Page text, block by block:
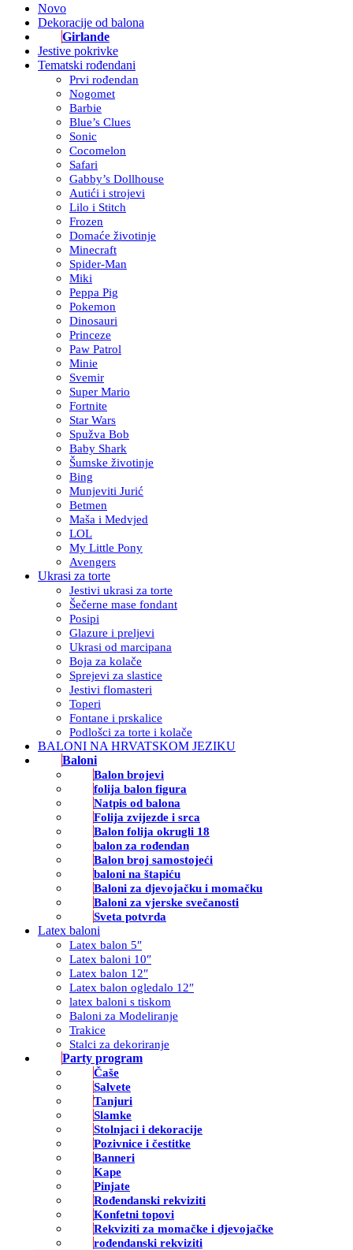
Novo
Dekoracije od balona
Girlande
Jestive pokrivke
Tematski rođendani
Prvi rođendan
Nogomet
Barbie
Blue’s Clues
Sonic
Cocomelon
Safari
Gabby’s Dollhouse
Autići i strojevi
Lilo i Stitch
Frozen
Domaće životinje
Minecraft
Spider-Man
Miki
Peppa Pig
Pokemon
Dinosauri
Princeze
Paw Patrol
Minie
Svemir
Super Mario
Fortnite
Star Wars
Spužva Bob
Baby Shark
Šumske životinje
Bing
Munjeviti Jurić
Betmen
Maša i Medvjed
LOL
My Little Pony
Avengers
Ukrasi za torte
Jestivi ukrasi za torte
Šečerne mase fondant
Posipi
Glazure i preljevi
Ukrasi od marcipana
Boja za kolače
Sprejevi za slastice
Jestivi flomasteri
Toperi
Fontane i prskalice
Podlošci za torte i kolače
BALONI NA HRVATSKOM JEZIKU
Baloni
Balon brojevi
folija balon figura
Natpis od balona
Folija zvijezde i srca
Balon folija okrugli 18
balon za rođendan
Balon broj samostojeći
baloni na štapiću
Baloni za djevojačku i momačku
Baloni za vjerske svečanosti
Sveta potvrda
Latex baloni
Latex balon 5″
Latex baloni 10″
Latex balon 12″
Latex balon ogledalo 12″
latex baloni s tiskom
Baloni za Modeliranje
Trakice
Stalci za dekoriranje
Party program
Čaše
Salvete
Tanjuri
Slamke
Stolnjaci i dekoracije
Pozivnice i čestitke
Banneri
Kape
Pinjate
Rođendanski rekviziti
Konfetni topovi
Rekviziti za momačke i djevojačke
rođendanski rekviziti